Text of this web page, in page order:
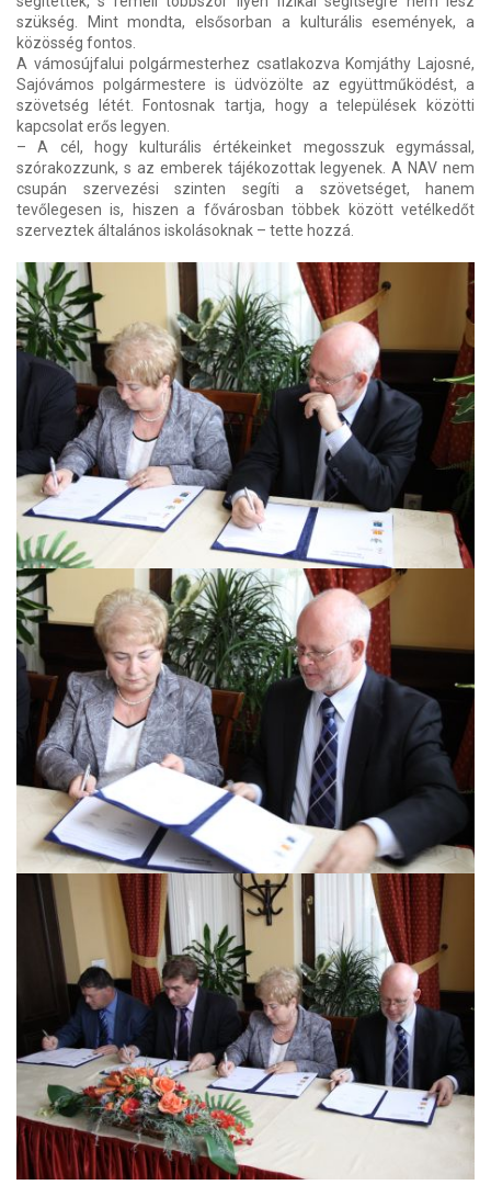
szükség. Mint mondta, elsősorban a kulturális események, a
közösség fontos.
A vámosújfalui polgármesterhez csatlakozva Komjáthy Lajosné,
Sajóvámos polgármestere is üdvözölte az együttműködést, a
szövetség létét. Fontosnak tartja, hogy a települések közötti
kapcsolat erős legyen.
– A cél, hogy kulturális értékeinket megosszuk egymással,
szórakozzunk, s az emberek tájékozottak legyenek. A NAV nem
csupán szervezési szinten segíti a szövetséget, hanem
tevőlegesen is, hiszen a fővárosban többek között vetélkedőt
szerveztek általános iskolásoknak – tette hozzá.